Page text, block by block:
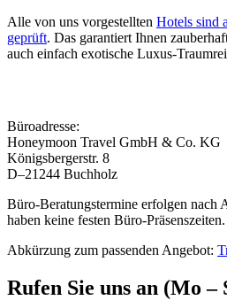
Alle von uns vorgestellten Hotels sind
geprüft. Das garantiert Ihnen
auch einfach exotische Luxus-
Büroadresse:
Honeymoon Travel GmbH & Co. KG
Königsbergerstr. 8
D–21244 Buchholz
Büro-Beratungstermine erfolgen nach
haben keine festen Büro-Präsenszeiten.
Abkürzung zum passenden Angebot:
Rufen Sie uns an (Mo –